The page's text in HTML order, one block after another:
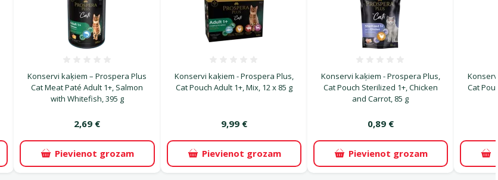
Konservi kaķiem – Prospera Plus
Cat Meat Paté Adult 1+, Salmon
with Whitefish, 395 g
2,69 €
Pievienot grozam
Konservi kaķiem - Prospera Plus,
Cat Pouch Adult 1+, Mix, 12 x 85 g
9,99 €
Pievienot grozam
Konservi kaķiem - Prospera Plus,
Cat Pouch Sterilized 1+, Chicken
and Carrot, 85 g
0,89 €
Pievienot grozam
Cat